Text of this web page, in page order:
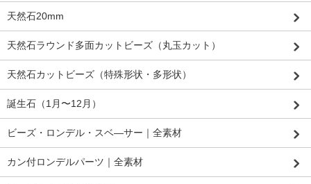
天然石20mm
天然石ラウンド多面カットビーズ（丸玉カット）
天然石カットビーズ（特殊形状・多形状）
誕生石（1月〜12月）
ビーズ・ロンデル・スベ―サー｜全素材
カン付ロンデルパーツ｜全素材